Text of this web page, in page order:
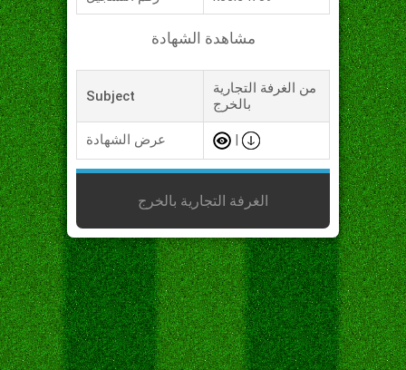
مشاهدة الشهادة
Subject
من الغرفة التجارية
بالخرج
عرض الشهادة
الغرفة التجارية بالخرج